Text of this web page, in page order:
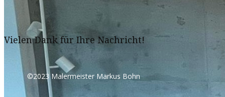
Vielen Dank für Ihre Nachricht!
©2023 Malermeister Markus Bohn